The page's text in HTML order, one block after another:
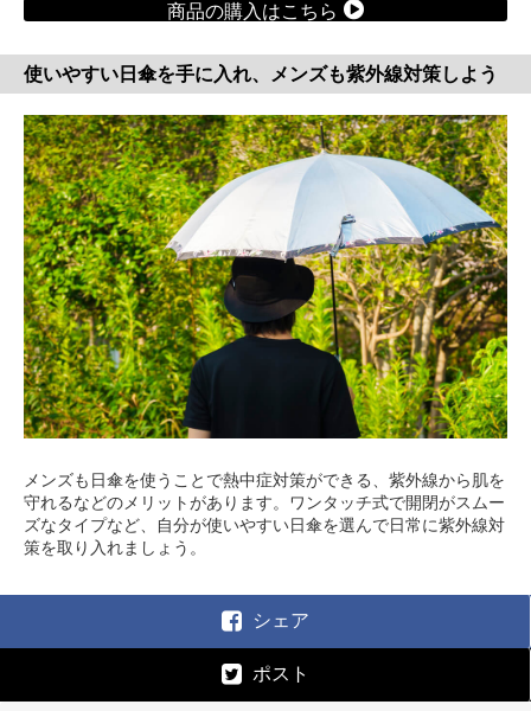
商品の購入はこちら
使いやすい日傘を手に入れ、メンズも紫外線対策しよう
メンズも日傘を使うことで熱中症対策ができる、紫外線から肌を
守れるなどのメリットがあります。ワンタッチ式で開閉がスムー
ズなタイプなど、自分が使いやすい日傘を選んで日常に紫外線対
策を取り入れましょう。
シェア
ポスト